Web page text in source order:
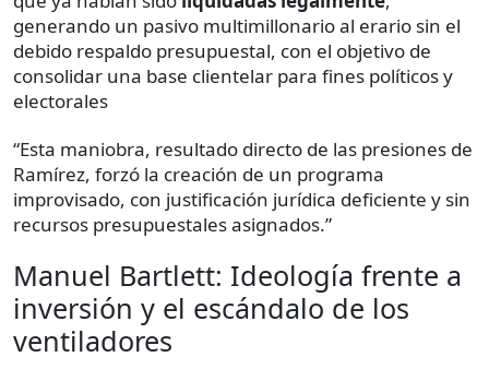
generando un pasivo multimillonario al erario sin el
debido respaldo presupuestal, con el objetivo de
consolidar una base clientelar para fines políticos y
electorales
“Esta maniobra, resultado directo de las presiones de
Ramírez, forzó la creación de un programa
improvisado, con justificación jurídica deficiente y sin
recursos presupuestales asignados.”
Manuel Bartlett: Ideología frente a
inversión y el escándalo de los
ventiladores